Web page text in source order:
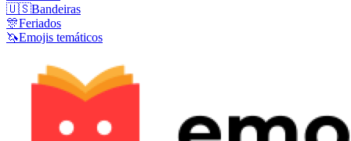
🇺🇸Bandeiras
🎊Feriados
🦄Emojis temáticos